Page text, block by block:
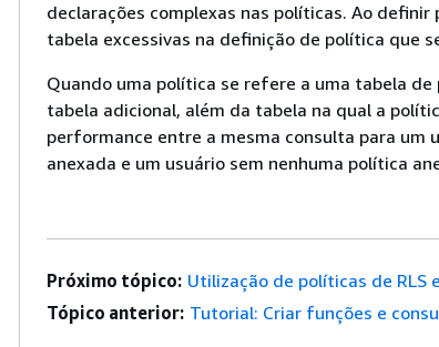
declarações complexas nas políticas. Ao definir
tabela excessivas na definição de política que
Quando uma política se refere a uma tabela
tabela adicional, além da tabela na qual a
performance entre a mesma consulta para um
anexada e um usuário sem nenhuma política
Próximo tópico: Utilização de políticas de RLS
Tópico anterior: Tutorial: Criar funções e